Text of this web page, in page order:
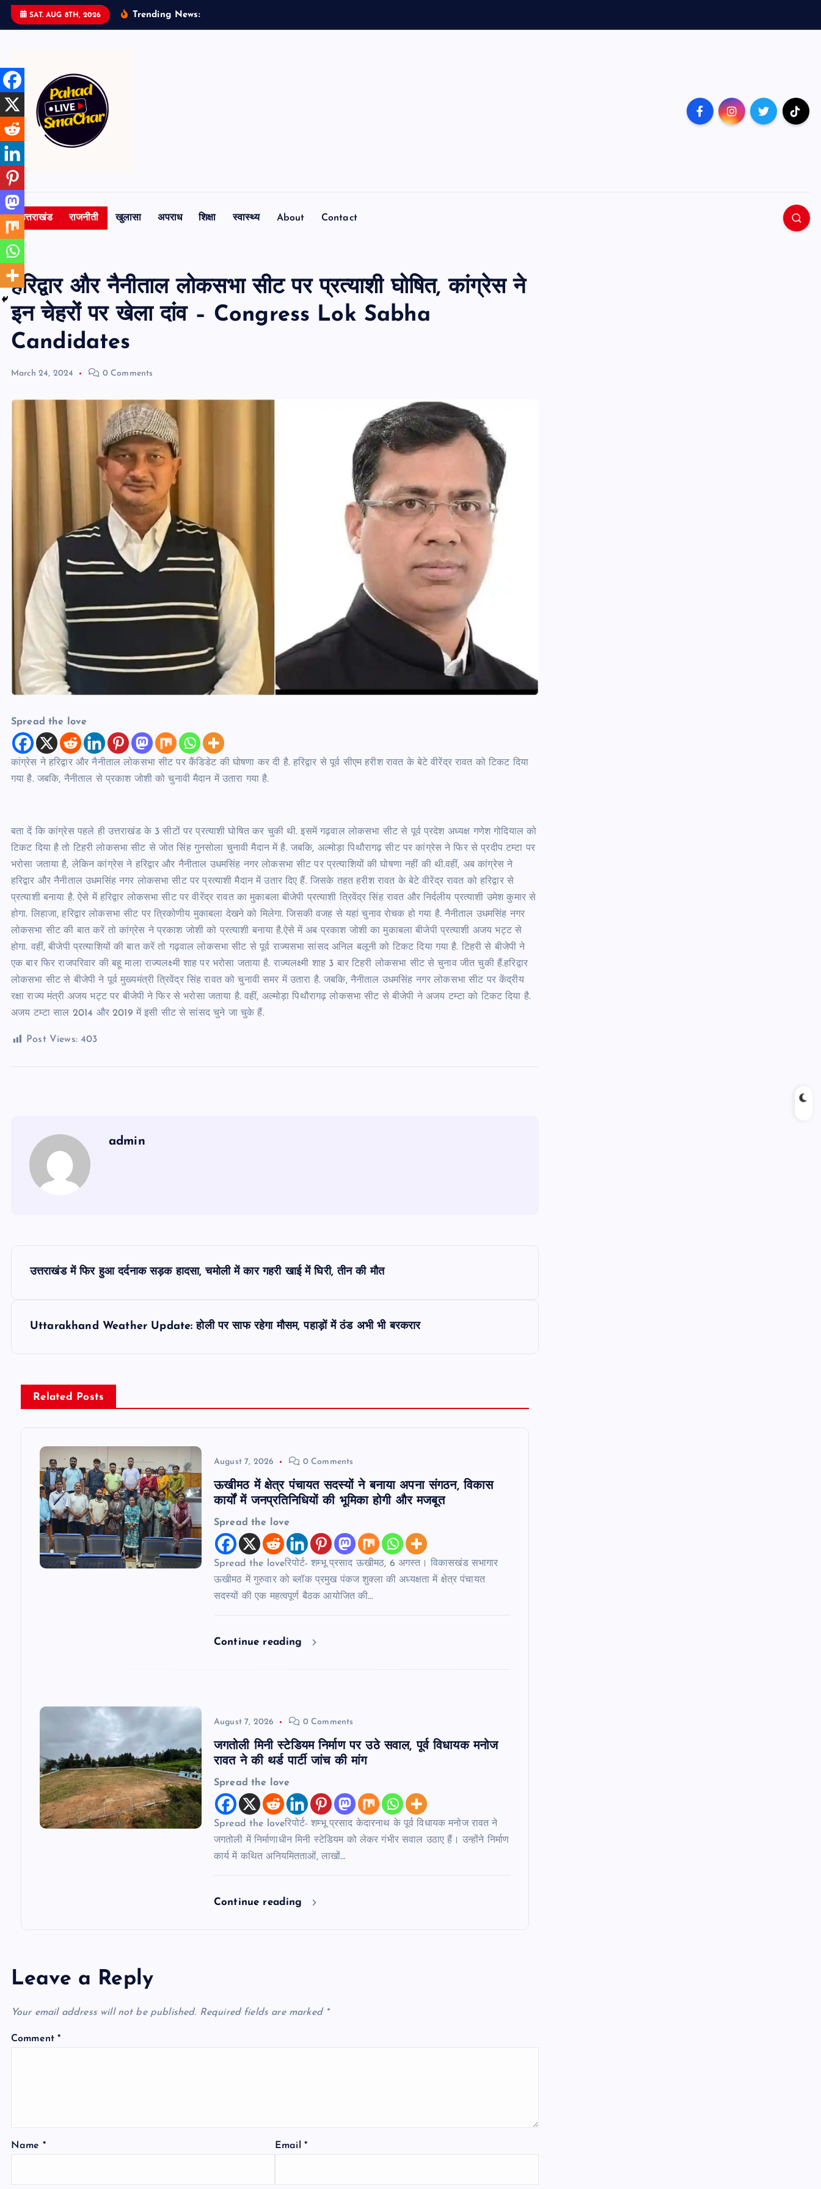
n
n
SAT. AUG 8TH, 2026 Trending News:
उत्तराखंड राजनीती खुलासा अपराध शिक्षा स्वास्थ्य About Contact
हरिद्वार और नैनीताल लोकसभा सीट पर प्रत्याशी घोषित, कांग्रेस ने
इन चेहरों पर खेला दांव – Congress Lok Sabha
Candidates
March 24, 2024 0 Comments
Spread the love
कांग्रेस ने हरिद्वार और नैनीताल लोकसभा सीट पर कैंडिडेट की घोषणा कर दी है. हरिद्वार से पूर्व सीएम हरीश रावत के बेटे वीरेंद्र रावत को टिकट दिया
गया है. जबकि, नैनीताल से प्रकाश जोशी को चुनावी मैदान में उतारा गया है.
बता दें कि कांग्रेस पहले ही उत्तराखंड के 3 सीटों पर प्रत्याशी घोषित कर चुकी थी. इसमें गढ़वाल लोकसभा सीट से पूर्व प्रदेश अध्यक्ष गणेश गोदियाल को
टिकट दिया है तो टिहरी लोकसभा सीट से जोत सिंह गुनसोला चुनावी मैदान में है. जबकि, अल्मोड़ा पिथौरागढ़ सीट पर कांग्रेस ने फिर से प्रदीप टम्टा पर
भरोसा जताया है, लेकिन कांग्रेस ने हरिद्वार और नैनीताल उधमसिंह नगर लोकसभा सीट पर प्रत्याशियों की घोषणा नहीं की थी.वहीं, अब कांग्रेस ने
हरिद्वार और नैनीताल उधमसिंह नगर लोकसभा सीट पर प्रत्याशी मैदान में उतार दिए हैं. जिसके तहत हरीश रावत के बेटे वीरेंद्र रावत को हरिद्वार से
प्रत्याशी बनाया है. ऐसे में हरिद्वार लोकसभा सीट पर वीरेंद्र रावत का मुकाबला बीजेपी प्रत्याशी त्रिवेंद्र सिंह रावत और निर्दलीय प्रत्याशी उमेश कुमार से
होगा. लिहाजा, हरिद्वार लोकसभा सीट पर त्रिकोणीय मुकाबला देखने को मिलेगा. जिसकी वजह से यहां चुनाव रोचक हो गया है. नैनीताल उधमसिंह नगर
लोकसभा सीट की बात करें तो कांग्रेस ने प्रकाश जोशी को प्रत्याशी बनाया है.ऐसे में अब प्रकाश जोशी का मुकाबला बीजेपी प्रत्याशी अजय भट्ट से
होगा. वहीं, बीजेपी प्रत्याशियों की बात करें तो गढ़वाल लोकसभा सीट से पूर्व राज्यसभा सांसद अनिल बलूनी को टिकट दिया गया है. टिहरी से बीजेपी ने
एक बार फिर राजपरिवार की बहू माला राज्यलक्ष्मी शाह पर भरोसा जताया है. राज्यलक्ष्मी शाह 3 बार टिहरी लोकसभा सीट से चुनाव जीत चुकी हैं.हरिद्वार
लोकसभा सीट से बीजेपी ने पूर्व मुख्यमंत्री त्रिवेंद्र सिंह रावत को चुनावी समर में उतारा है. जबकि, नैनीताल उधमसिंह नगर लोकसभा सीट पर केंद्रीय
रक्षा राज्य मंत्री अजय भट्ट पर बीजेपी ने फिर से भरोसा जताया है. वहीं, अल्मोड़ा पिथौरागढ़ लोकसभा सीट से बीजेपी ने अजय टम्टा को टिकट दिया है.
अजय टम्टा साल 2014 और 2019 में इसी सीट से सांसद चुने जा चुके हैं.
Post Views: 403
admin
उत्तराखंड में फिर हुआ दर्दनाक सड़क हादसा, चमोली में कार गहरी खाई में घिरी, तीन की मौत
Uttarakhand Weather Update: होली पर साफ रहेगा मौसम, पहाड़ों में ठंड अभी भी बरकरार
Related Posts
August 7, 2026 0 Comments
ऊखीमठ में क्षेत्र पंचायत सदस्यों ने बनाया अपना संगठन, विकास
कार्यों में जनप्रतिनिधियों की भूमिका होगी और मजबूत
Spread the love
Spread the loveरिपोर्ट- शम्भू प्रसाद ऊखीमठ, 6 अगस्त। विकासखंड सभागार
ऊखीमठ में गुरुवार को ब्लॉक प्रमुख पंकज शुक्ला की अध्यक्षता में क्षेत्र पंचायत
सदस्यों की एक महत्वपूर्ण बैठक आयोजित की…
Continue reading
August 7, 2026 0 Comments
जगतोली मिनी स्टेडियम निर्माण पर उठे सवाल, पूर्व विधायक मनोज
रावत ने की थर्ड पार्टी जांच की मांग
Spread the love
Spread the loveरिपोर्ट- शम्भू प्रसाद केदारनाथ के पूर्व विधायक मनोज रावत ने
जगतोली में निर्माणाधीन मिनी स्टेडियम को लेकर गंभीर सवाल उठाए हैं। उन्होंने निर्माण
कार्य में कथित अनियमितताओं, लाखों…
Continue reading
Leave a Reply
Your email address will not be published. Required fields are marked *
Comment*
Name * Email *